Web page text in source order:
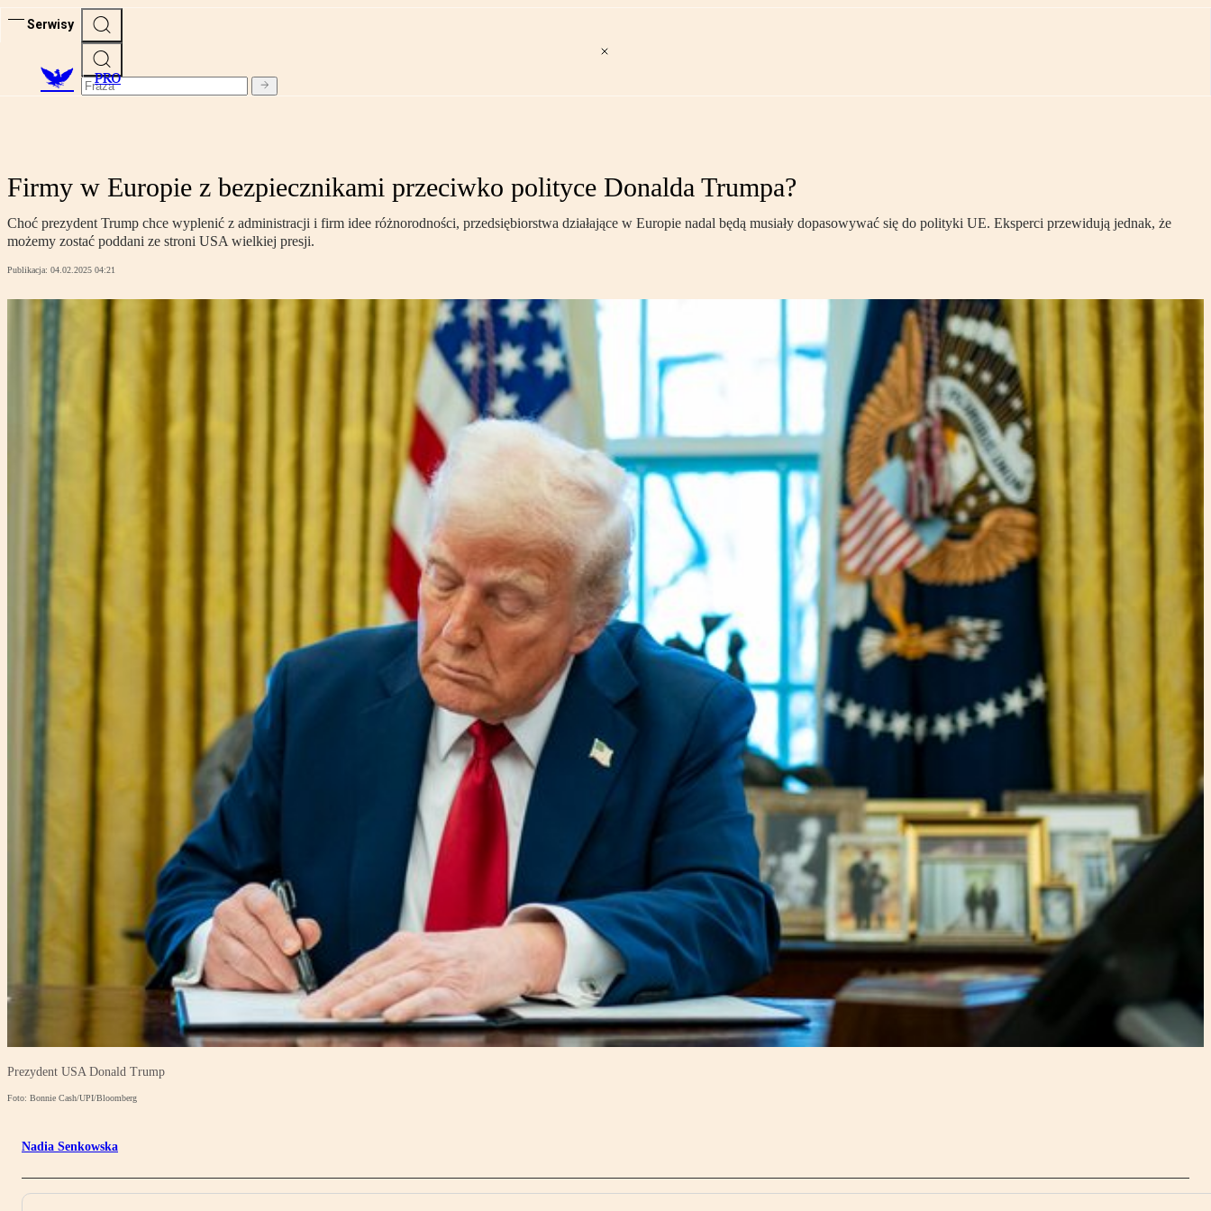
Serwisy
PRO
Firmy w Europie z bezpiecznikami przeciwko polityce Donalda Trumpa?
Choć prezydent Trump chce wyplenić z administracji i firm idee różnorodności, przedsiębiorstwa działające w Europie nadal będą musiały dopasowywać się do polityki UE. Eksperci przewidują jednak, że
możemy zostać poddani ze stroni USA wielkiej presji.
Publikacja: 04.02.2025 04:21
Prezydent USA Donald Trump
Foto: Bonnie Cash/UPI/Bloomberg
Nadia Senkowska